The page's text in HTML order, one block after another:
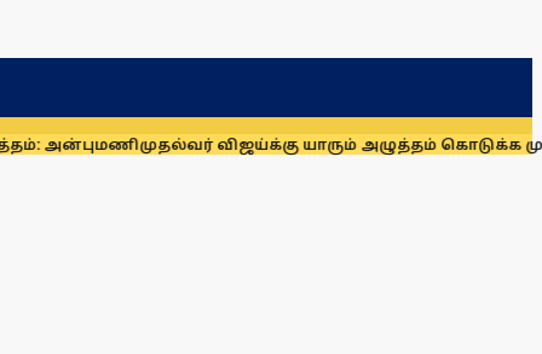
முதல்வர் விஜய்க்கு யாரும் அழுத்தம் கொடுக்க முடியாது: